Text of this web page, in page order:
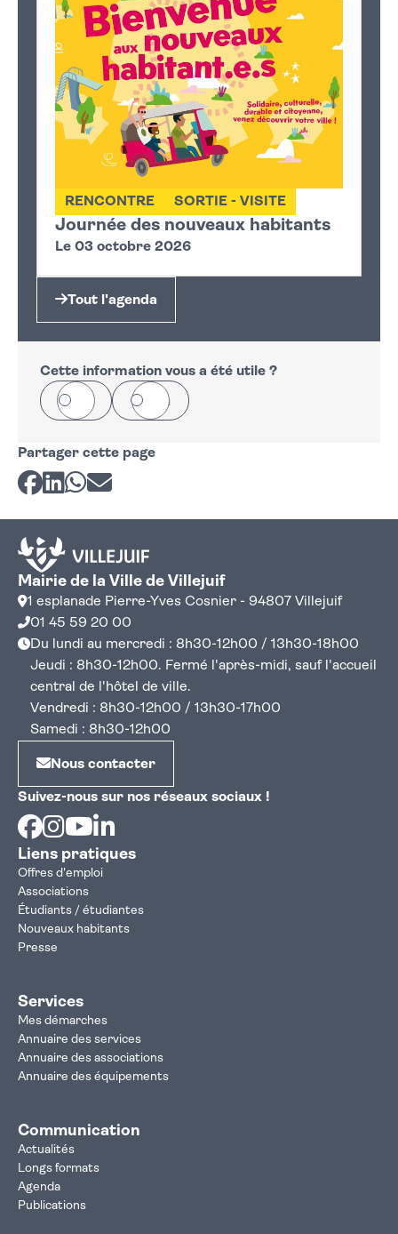
Journée des nouveaux habitants
RENCONTRE SORTIE - VISITE
Le 03 octobre 2026
Tout l'agenda
Cette information vous a été utile ?
Oui Non
Partager cette page
Partager sur Facebook
Partager sur LinkedIn
Partager sur Whatsapp
Partager par courriel
Mairie de la Ville de Villejuif
1 esplanade Pierre-Yves Cosnier - 94807 Villejuif
01 45 59 20 00
Du lundi au mercredi : 8h30-12h00 / 13h30-18h00
Jeudi : 8h30-12h00. Fermé l'après-midi, sauf l'accueil
central de l'hôtel de ville.
Vendredi : 8h30-12h00 / 13h30-17h00
Samedi : 8h30-12h00
Nous contacter
Suivez-nous sur nos réseaux sociaux !
Facebook
Instagram
Youtube
Liens pratiques
Offres d'emploi
Associations
Étudiants / étudiantes
Nouveaux habitants
Presse
Services
Mes démarches
Annuaire des services
Annuaire des associations
Annuaire des équipements
Communication
Actualités
Longs formats
Agenda
Publications